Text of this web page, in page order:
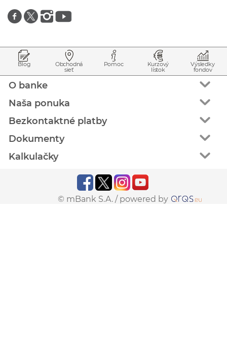
Znajdź nas na facebooku
Znajdź nas na twitterze
Znajdź nas na instagramie
Znajdź nas na youtube
Blog Obchodná
sieť
Pomoc Kurzový
lístok
Výsledky
fondov
O banke
Naša ponuka
Bezkontaktné platby
Dokumenty
Kalkulačky
© mBank S.A. / powered by